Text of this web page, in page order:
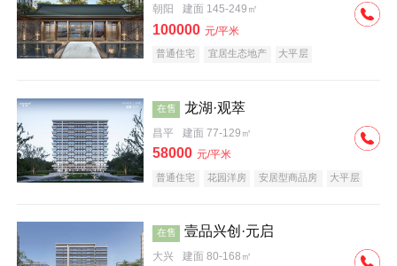
朝阳 建面 145-249㎡
100000 元/平米
普通住宅 宜居生态地产 大平层
在售 龙湖·观萃
昌平 建面 77-129㎡
58000 元/平米
普通住宅 花园洋房 安居型商品房
大平层
在售 壹品兴创·元启
大兴 建面 80-168㎡